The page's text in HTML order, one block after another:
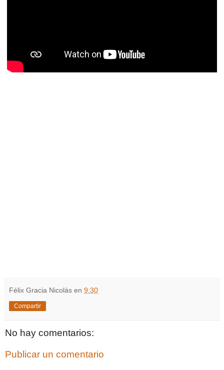
Félix Gracia Nicolás en 9:30
Compartir
No hay comentarios:
Publicar un comentario